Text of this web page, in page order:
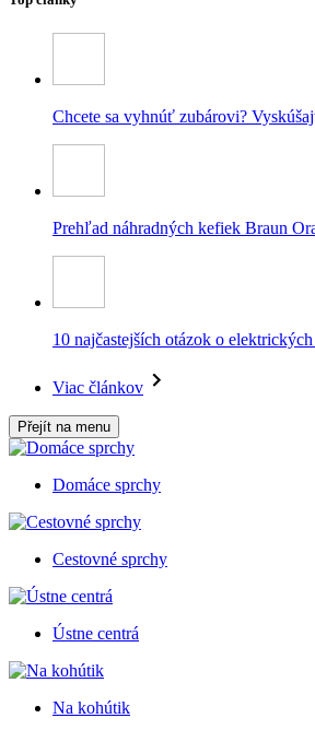
Chcete sa vyhnúť zubárovi?
Prehľad náhradných kefiek Braun
10 najčastejších otázok o
Viac článkov
Přejít na menu
Domáce sprchy
Cestovné sprchy
Ústne centrá
Na kohútik